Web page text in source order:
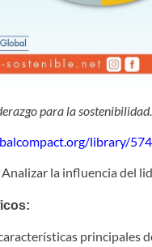
para la
library/
Analizar la influencia del
principales